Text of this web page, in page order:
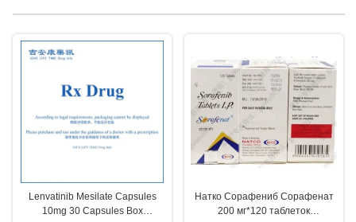
С Лекарства
Lenvatinib Mesilate Capsules
10mg 30 Capsules Box
Натко Сорафениб Сорафенат
200 мг*120 таблеток